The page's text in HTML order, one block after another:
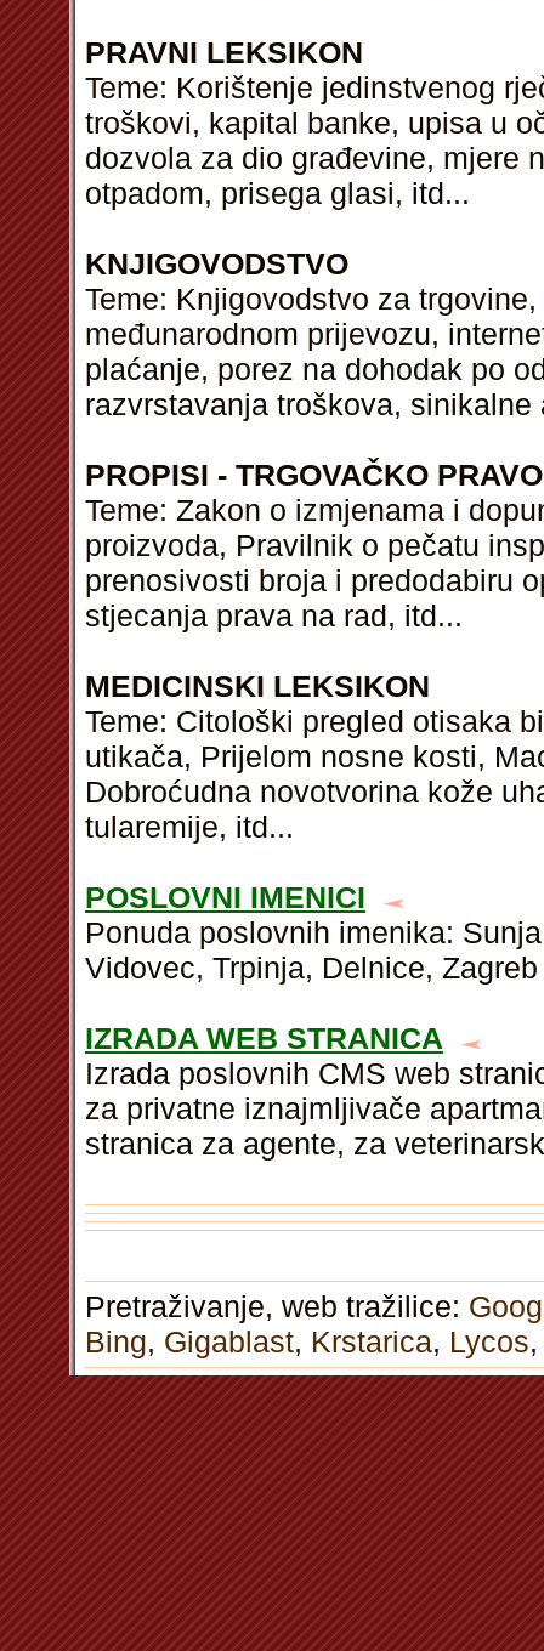
PRAVNI LEKSIKON
Teme: Korištenje jedinstvenog
troškovi, kapital banke, upisa u
dozvola za dio građevine, mjere
otpadom, prisega glasi, itd...
KNJIGOVODSTVO
Teme: Knjigovodstvo za
međunarodnom prijevozu,
plaćanje, porez na dohodak po
razvrstavanja troškova,
PROPISI - TRGOVAČKO PRAVO
Teme: Zakon o izmjenama i
proizvoda, Pravilnik o pečatu
prenosivosti broja i predodabiru
stjecanja prava na rad, itd...
MEDICINSKI LEKSIKON
Teme: Citološki pregled otisaka
utikača, Prijelom nosne kosti,
Dobroćudna novotvorina kože
tularemije, itd...
POSLOVNI IMENICI
Ponuda poslovnih imenika:
Vidovec, Trpinja, Delnice,
IZRADA WEB STRANICA
Izrada poslovnih CMS web
za privatne iznajmljivače
stranica za agente, za
Pretraživanje, web tražilice:
Bing, Gigablast, Krstarica, Lycos